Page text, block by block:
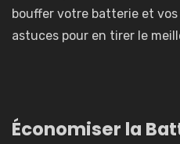
bouffer votre batterie et
astuces pour en tirer le
Économiser la